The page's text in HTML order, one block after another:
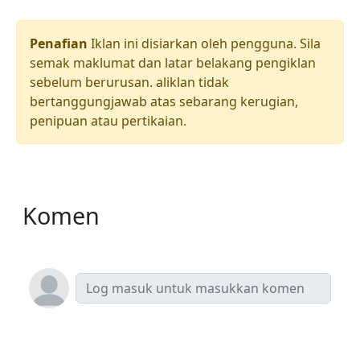
Penafian Iklan ini disiarkan oleh pengguna. Sila
semak maklumat dan latar belakang pengiklan
sebelum berurusan. aliklan tidak
bertanggungjawab atas sebarang kerugian,
penipuan atau pertikaian.
Komen